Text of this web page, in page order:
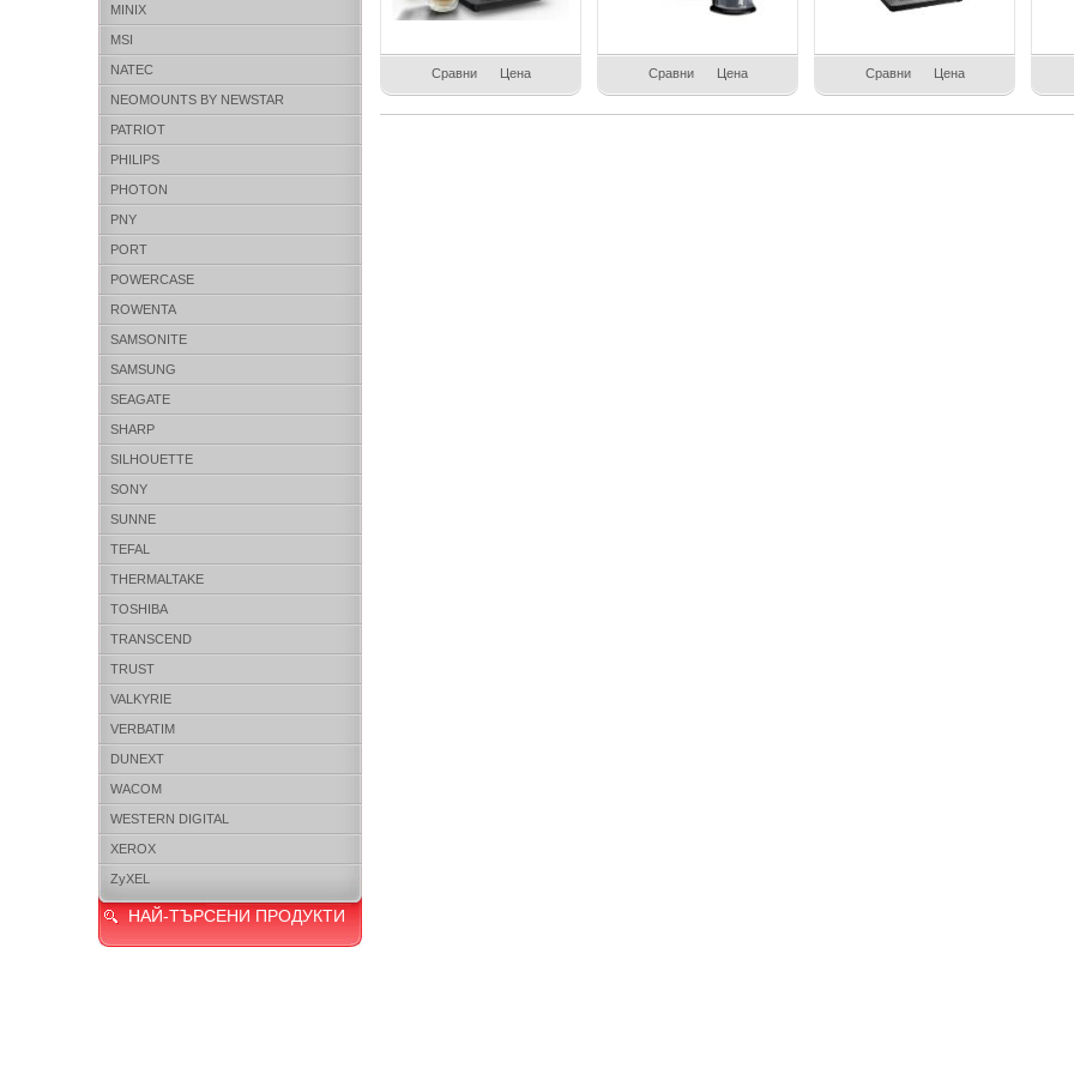
MINIX
MSI
NATEC
NEOMOUNTS BY NEWSTAR
PATRIOT
PHILIPS
PHOTON
PNY
PORT
POWERCASE
ROWENTA
SAMSONITE
SAMSUNG
SEAGATE
SHARP
SILHOUETTE
SONY
SUNNE
TEFAL
THERMALTAKE
TOSHIBA
TRANSCEND
TRUST
VALKYRIE
VERBATIM
DUNEXT
WACOM
WESTERN DIGITAL
XEROX
ZyXEL
НАЙ-ТЪРСЕНИ ПРОДУКТИ
Сравни Цена Сравни Цена Сравни Цена